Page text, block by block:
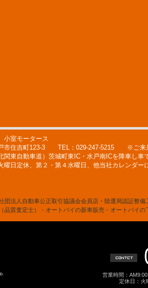
室モータース
市住吉町123-3 TEL：029-247-5215 ※ご来店
関東自動車道）茨城町東IC・水戸南ICを降車し
曜日定休、第２・第４水曜日、他当社カレンダー
団法人自動車公正取引協議会会員店・陸運局認証整
（品質査定士）・オートバイの新車販売・オートバイ
営業時間：
定休日：火